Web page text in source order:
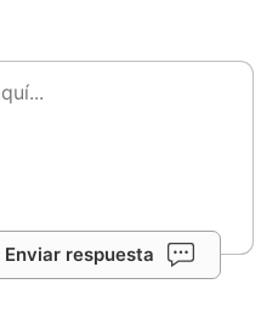
Enviar respuesta